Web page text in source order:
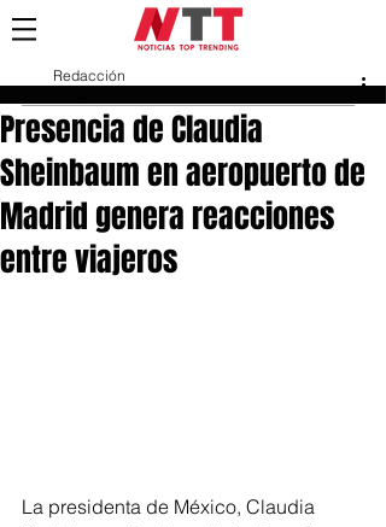
Presencia de Claudia
Sheinbaum en aeropuerto de
Madrid genera reacciones
entre viajeros
Redacción
La presidenta de México, Claudia